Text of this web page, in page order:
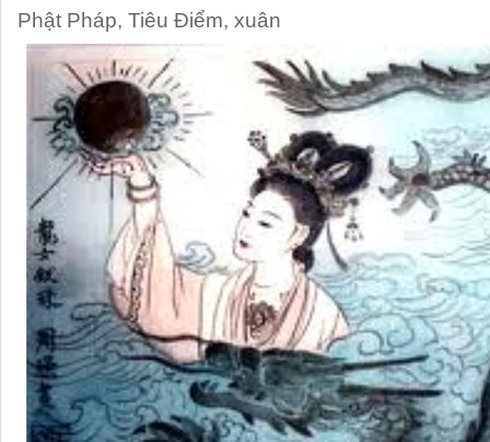
Phật Pháp, Tiêu Điểm, xuân